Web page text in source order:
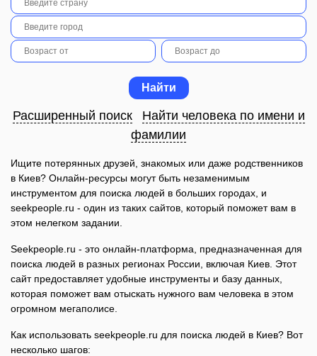
Расширенный поиск
Найти человека по имени и
фамилии
Ищите потерянных друзей, знакомых или даже родственников
в Киев? Онлайн-ресурсы могут быть незаменимым
инструментом для поиска людей в больших городах, и
seekpeople.ru - один из таких сайтов, который поможет вам в
этом нелегком задании.
Seekpeople.ru - это онлайн-платформа, предназначенная для
поиска людей в разных регионах России, включая Киев. Этот
сайт предоставляет удобные инструменты и базу данных,
которая поможет вам отыскать нужного вам человека в этом
огромном мегаполисе.
Как использовать seekpeople.ru для поиска людей в Киев? Вот
несколько шагов: